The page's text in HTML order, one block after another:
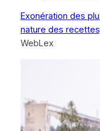
Exonération des
nature des
WebLex